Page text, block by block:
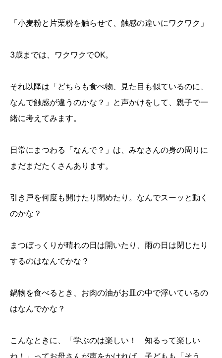
「小麦粉と片栗粉を触らせて、触感の違いにワクワク」
3歳までは、ワクワクでOK。
それ以降は「どちらも食べ物、見た目も似ているのに、
なんで触感が違うのかな？」と声かけをして、親子で一
緒に考えてみます。
日常にまつわる「なんで？」は、みなさんの身の周りに
まだまだたくさんあります。
引き戸を何度も開けたり閉めたり。なんでスーッと動く
のかな？
まつぼっくりが晴れの日は開いたり、雨の日は閉じたり
するのはなんでかな？
鍋物を食べるとき、お肉の油がお皿の中で浮いているの
はなんでかな？
こんなときに、「学ぶのは楽しい！ 知るって楽しい